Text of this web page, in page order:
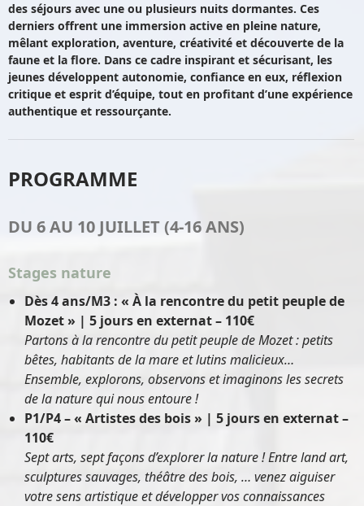
des séjours avec une ou plusieurs nuits dormantes. Ces
derniers offrent une immersion active en pleine nature,
mêlant exploration, aventure, créativité et découverte de la
faune et la flore. Dans ce cadre inspirant et sécurisant, les
jeunes développent autonomie, confiance en eux, réflexion
critique et esprit d’équipe, tout en profitant d’une expérience
authentique et ressourçante.
PROGRAMME
DU 6 AU 10 JUILLET (4-16 ANS)
Stages nature
Dès 4 ans/M3 : « À la rencontre du petit peuple de
Mozet » | 5 jours en externat – 110€
Partons à la rencontre du petit peuple de Mozet : petits
bêtes, habitants de la mare et lutins malicieux…
Ensemble, explorons, observons et imaginons les secrets
de la nature qui nous entoure !
P1/P4 – « Artistes des bois » | 5 jours en externat –
110€
Sept arts, sept façons d’explorer la nature ! Entre land art,
sculptures sauvages, théâtre des bois, … venez aiguiser
votre sens artistique et développer vos connaissances